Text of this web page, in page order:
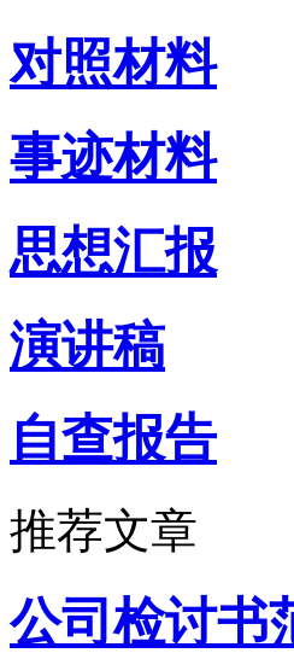
对照材料
事迹材料
思想汇报
演讲稿
自查报告
推荐文章
公司检讨书